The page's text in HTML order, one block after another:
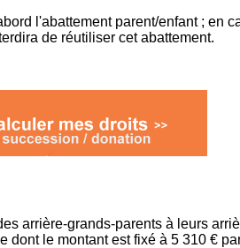
l'abattement parent/enfant ; en
de réutiliser cet abattement.
arrière-grands-parents à leurs
dont le montant est fixé à 5 310 €